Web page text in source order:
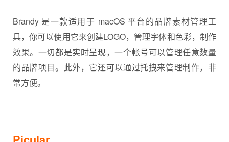
Brandy 是一款适用于 macOS 平台的品牌素材管理工
具，你可以使用它来创建LOGO，管理字体和色彩，制作
效果。一切都是实时呈现，一个帐号可以管理任意数量
的品牌项目。此外，它还可以通过托拽来管理制作，非
常方便。